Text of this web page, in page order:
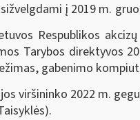
į 2019 m.
Respublikos
Tarybos direktyvos
gabenimo
viršininko 2022 m.